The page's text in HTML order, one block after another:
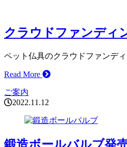
クラウドファンディ
ペット仏具のクラウドファンデ
Read More
ご案内
2022.11.12
鍛造ボールバルブ発